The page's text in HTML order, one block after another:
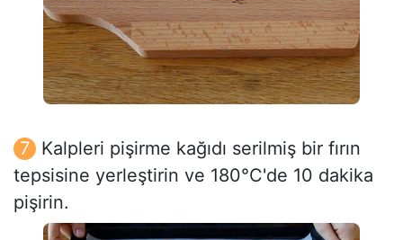
Kalpleri pişirme kağıdı serilmiş bir fırın
tepsisine yerleştirin ve 180°C'de 10 dakika
pişirin.